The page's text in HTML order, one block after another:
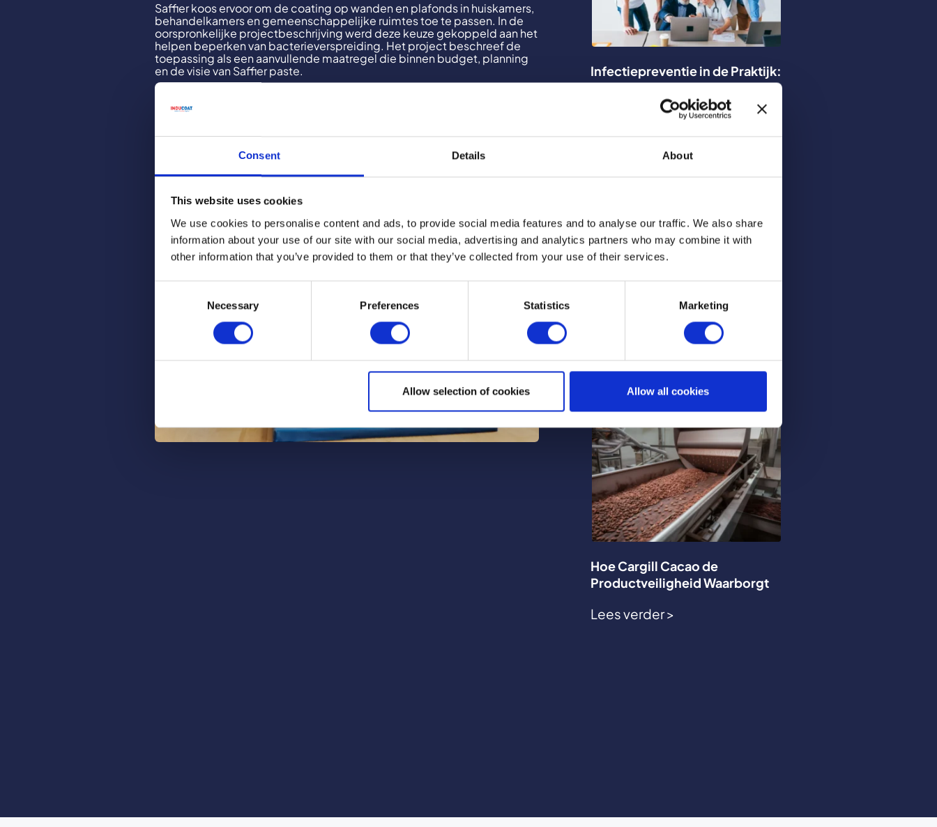
Consent Details About
This website uses cookies
We use cookies to personalise content and ads, to provide social media features and to analyse our traffic. We also share
information about your use of our site with our social media, advertising and analytics partners who may combine it with
other information that you’ve provided to them or that they’ve collected from your use of their services.
Necessary Preferences Statistics Marketing
Allow selection of cookies Allow all cookies
Saffier koos ervoor om de coating op wanden en plafonds in huiskamers,
behandelkamers en gemeenschappelijke ruimtes toe te passen. In de
oorspronkelijke projectbeschrijving werd deze keuze gekoppeld aan het
helpen beperken van bacterieverspreiding. Het project beschreef de
toepassing als een aanvullende maatregel die binnen budget, planning
en de visie van Saffier paste.
bacteriële aantasting. Zij vervangt reiniging, desinfectie of andere
Infectiepreventie in de Praktijk:
De Bijdrage van Leo Ummels
Lees verder >
Strikte hygiënemaatregelen
voor veilige babyvoeding
Lees verder >
Hoe Cargill Cacao de
Productveiligheid Waarborgt
Lees verder >